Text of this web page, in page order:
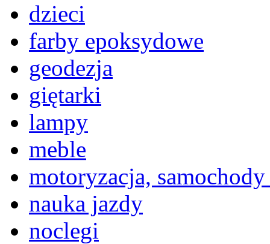
dzieci
farby epoksydowe
geodezja
giętarki
lampy
meble
motoryzacja, samochody
nauka jazdy
noclegi